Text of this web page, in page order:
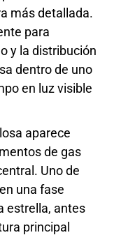
más detallada.
para
y la distribución
dentro de uno
en luz visible
aparece
de gas
Uno de
una fase
estrella, antes
principal